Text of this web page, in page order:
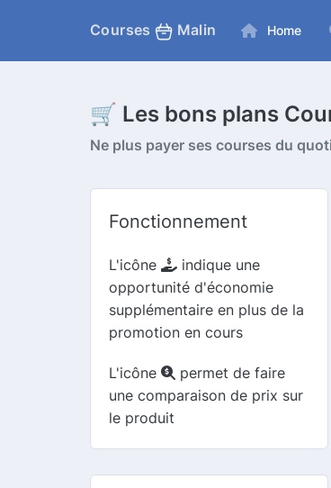
Courses Malin Home
🛒 Les bons plans
Ne plus payer ses courses du
Fonctionnement
L'icône
indique une
opportunité d'économie
supplémentaire en plus de la
promotion en cours
L'icône
permet de faire
une comparaison de prix sur
le produit